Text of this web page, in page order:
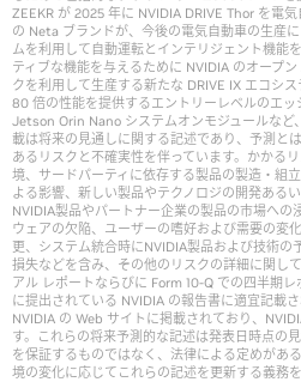
ZEEKR が 2025 年に NVIDIA DRIVE Thor を電
の Neta ブランドが、今後の電気自動車の生産
ムを利用して自動運転とインテリジェント機能
ティブな機能を与えるために NVIDIA のオープ
クを利用して生産する新たな DRIVE IX エコシ
80 倍の性能を提供するエントリーレベルのエッ
Jetson Orin Nano システムオンモジュールなど
載は将来の見通しに関する記述であり、予測と
あるリスクと不確実性を伴っています。かかる
境、サードパーティに依存する製品の製造・組
よる影響、新しい製品やテクノロジの開発ある
NVIDIA製品やパートナー企業の製品の市場への
ウェアの欠陥、ユーザーの嗜好および需要の変
更、システム統合時にNVIDIA製品および技術の
損失などを含み、その他のリスクの詳細に関し
アル レポートならびに Form 10-Q での四半期
に提出されている NVIDIA の報告書に適宜記載
NVIDIA の Web サイトに掲載されており、
す。これらの将来予測的な記述は発表日時点の
を保証するものではなく、法律による定めがあ
境の変化に応じてこれらの記述を更新する義務